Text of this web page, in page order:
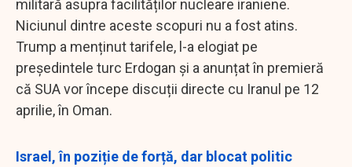
militară asupra facilităților nucleare iraniene.
Niciunul dintre aceste scopuri nu a fost atins.
Trump a menținut tarifele, l-a elogiat pe
președintele turc Erdogan și a anunțat în premieră
că SUA vor începe discuții directe cu Iranul pe 12
aprilie, în Oman.
Israel, în poziție de forță, dar blocat politic